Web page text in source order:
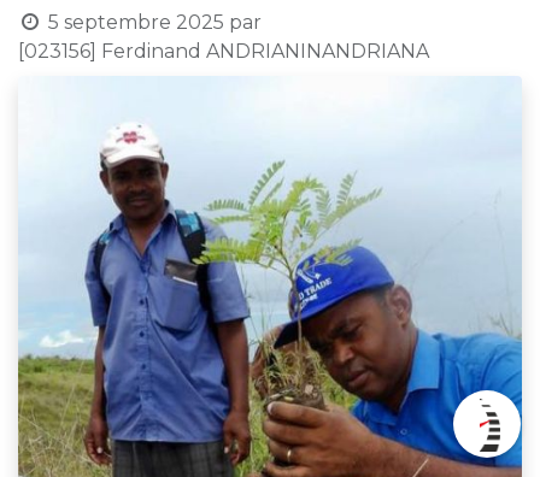
5 septembre 2025 par
[023156] Ferdinand ANDRIANINANDRIANA